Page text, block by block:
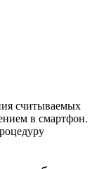
считываемых
в смартфон.